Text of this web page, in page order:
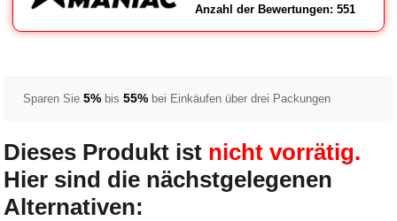
Anzahl der Bewertungen: 551
Sparen Sie5% bis55% bei Einkäufen über drei Packungen
Dieses Produkt ist nicht vorrätig.
Hier sind die nächstgelegenen
Alternativen: